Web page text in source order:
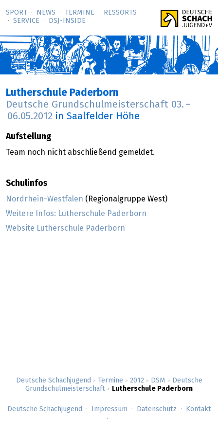
SPORT NEWS TERMINE
RESSORTS
SERVICE
DSJ-­INSIDE
Deutsche Schachjugend > Termine > 2012 > DSM >
Deutsche
Grundschulmeisterschaft > Lutherschule Paderborn
Lutherschule Paderborn
Deutsche Grundschulmeisterschaft 03. –
06.05.2012 in Saalfelder Höhe
Aufstellung
Team noch nicht abschließend gemeldet.
Schulinfos
Nordrhein-Westfalen (Regionalgruppe West)
Weitere Infos: Lutherschule Paderborn
Website Lutherschule Paderborn
Deutsche Schachjugend Impressum Datenschutz Kontakt